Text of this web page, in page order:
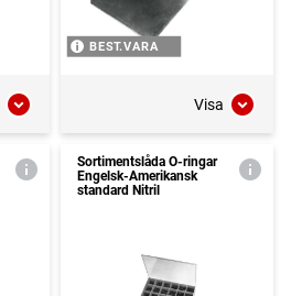
BEST.VARA
Visa
Sortimentslåda O-ringar
Engelsk-Amerikansk
standard Nitril